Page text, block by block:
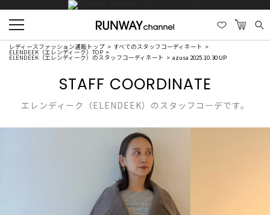
レディースファッション通販トップ すべてのスタッフコーディネート
ELENDEEK（エレンディーク）TOP
ELENDEEK（エレンディーク）のスタッフコーディネート azusa 2025.10.30 UP
STAFF COORDINATE
エレンディーク（ELENDEEK）のスタッフコーデです。